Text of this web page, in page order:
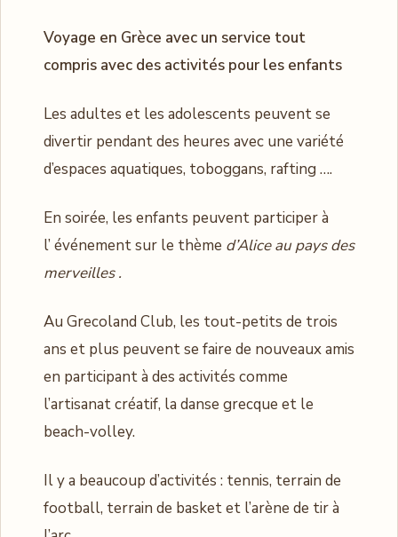
Voyage en Grèce avec un service tout
compris avec des activités pour les enfants
Les adultes et les adolescents peuvent se
divertir pendant des heures avec une variété
d’espaces aquatiques, toboggans, rafting ….
En soirée, les enfants peuvent participer à
l’ événement sur le thème d’Alice au pays des
merveilles .
Au Grecoland Club, les tout-petits de trois
ans et plus peuvent se faire de nouveaux amis
en participant à des activités comme
l’artisanat créatif, la danse grecque et le
beach-volley.
Il y a beaucoup d’activités : tennis, terrain de
football, terrain de basket et l’arène de tir à